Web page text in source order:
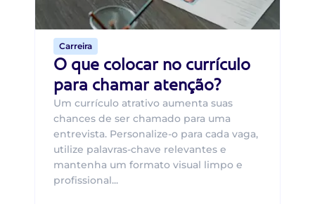
Carreira
O que colocar no currículo
para chamar atenção?
Um currículo atrativo aumenta suas
chances de ser chamado para uma
entrevista. Personalize-o para cada vaga,
utilize palavras-chave relevantes e
mantenha um formato visual limpo e
profissional...